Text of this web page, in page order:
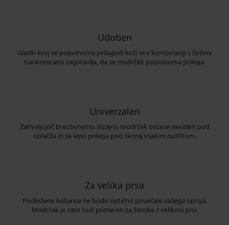
Udoben
Gladki kroj se popolnoma prilagodi koži in v kombinaciji s širšimi
naramnicami zagotavlja, da se modrček popolnoma prilega.
Univerzalen
Zahvaljujoč brezšivnemu dizajnu modrček ostane neviden pod
oblačila in se lepo prilega pod skoraj vsakim outfitom.
Za velika prsa
Podložene košarice ne bodo optično povečale vašega oprsja.
Modrček je zato tudi primeren za ženske z velikimi prsi.